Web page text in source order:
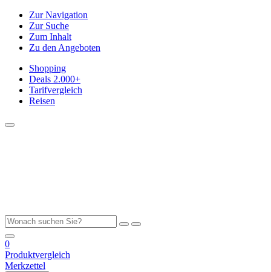
Zur Navigation
Zur Suche
Zum Inhalt
Zu den Angeboten
Shopping
Deals 2.000+
Tarifvergleich
Reisen
0
Produktvergleich
Merkzettel